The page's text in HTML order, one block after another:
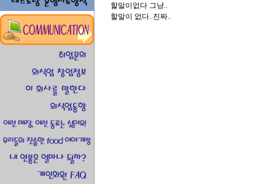
할말이없다 그냥..
할말이 없다..진짜..